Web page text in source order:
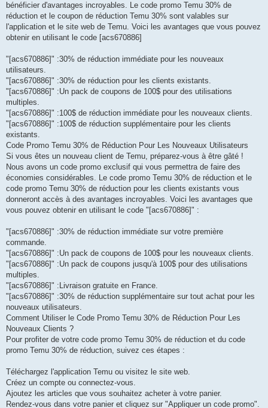
bénéficier d'avantages incroyables. Le code promo Temu 30% de
réduction et le coupon de réduction Temu 30% sont valables sur
l'application et le site web de Temu. Voici les avantages que vous pouvez
obtenir en utilisant le code [acs670886]
"[acs670886]" :30% de réduction immédiate pour les nouveaux
utilisateurs.
"[acs670886]" :30% de réduction pour les clients existants.
"[acs670886]" :Un pack de coupons de 100$ pour des utilisations
multiples.
"[acs670886]" :100$ de réduction immédiate pour les nouveaux clients.
"[acs670886]" :100$ de réduction supplémentaire pour les clients
existants.
Code Promo Temu 30% de Réduction Pour Les Nouveaux Utilisateurs
Si vous êtes un nouveau client de Temu, préparez-vous à être gâté !
Nous avons un code promo exclusif qui vous permettra de faire des
économies considérables. Le code promo Temu 30% de réduction et le
code promo Temu 30% de réduction pour les clients existants vous
donneront accès à des avantages incroyables. Voici les avantages que
vous pouvez obtenir en utilisant le code "[acs670886]" :
"[acs670886]" :30% de réduction immédiate sur votre première
commande.
"[acs670886]" :Un pack de coupons de 100$ pour les nouveaux clients.
"[acs670886]" :Un pack de coupons jusqu'à 100$ pour des utilisations
multiples.
"[acs670886]" :Livraison gratuite en France.
"[acs670886]" :30% de réduction supplémentaire sur tout achat pour les
nouveaux utilisateurs.
Comment Utiliser le Code Promo Temu 30% de Réduction Pour Les
Nouveaux Clients ?
Pour profiter de votre code promo Temu 30% de réduction et du code
promo Temu 30% de réduction, suivez ces étapes :
Téléchargez l'application Temu ou visitez le site web.
Créez un compte ou connectez-vous.
Ajoutez les articles que vous souhaitez acheter à votre panier.
Rendez-vous dans votre panier et cliquez sur "Appliquer un code promo".